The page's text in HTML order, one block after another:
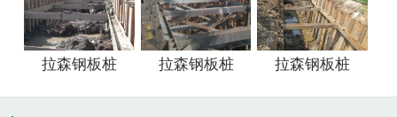
拉森钢板桩 拉森钢板桩 拉森钢板桩